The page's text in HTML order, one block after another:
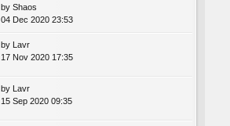
by Shaos
04 Dec 2020 23:53
by Lavr
17 Nov 2020 17:35
by Lavr
15 Sep 2020 09:35